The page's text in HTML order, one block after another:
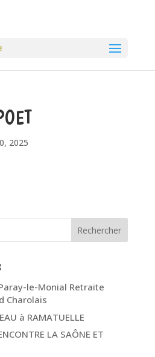
2025
le-Monial Retraite
Charolais
à RAMATUELLE
LA SAÔNE ET